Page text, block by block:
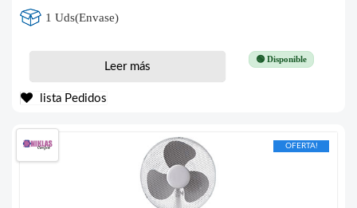
1 Uds(Envase)
🟢 Disponible
Leer más
lista Pedidos
OFERTA!